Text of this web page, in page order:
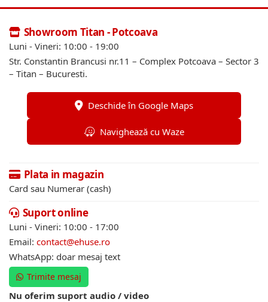
Showroom Titan - Potcoava
Luni - Vineri: 10:00 - 19:00
Str. Constantin Brancusi nr.11 – Complex Potcoava – Sector 3
– Titan – Bucuresti.
Deschide în Google Maps
Navighează cu Waze
Plata in magazin
Card sau Numerar (cash)
Suport online
Luni - Vineri: 10:00 - 17:00
Email: contact@ehuse.ro
WhatsApp: doar mesaj text
Trimite mesaj
Nu oferim suport audio / video